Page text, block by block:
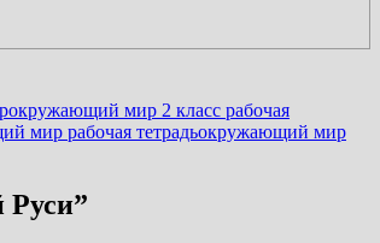
окружающий мир 2 класс рабочая
мир рабочая тетрадьокружающий мир
Руси”